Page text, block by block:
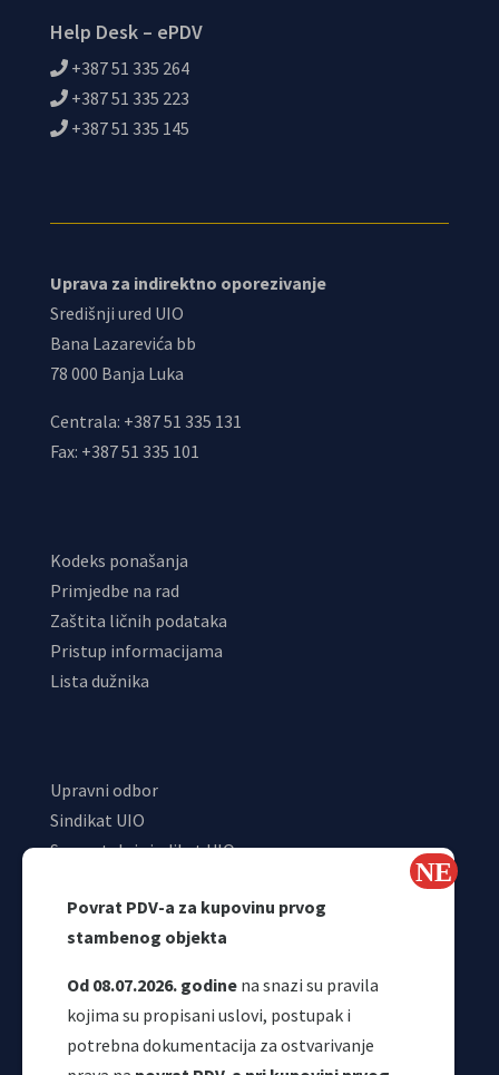
Povrat PDV-a za kupovinu prvog
stambenog objekta
Od 08.07.2026. godine na snazi su pravila
kojima su propisani uslovi, postupak i
potrebna dokumentacija za ostvarivanje
Help Desk – ePDV
+387 51 335 264
+387 51 335 223
+387 51 335 145
Uprava za indirektno oporezivanje
Središnji ured UIO
Bana Lazarevića bb
78 000 Banja Luka
Centrala: +387 51 335 131
Fax: +387 51 335 101
Kodeks ponašanja
Primjedbe na rad
Zaštita ličnih podataka
Pristup informacijama
Lista dužnika
Upravni odbor
Sindikat UIO
Samostalni sindikat UIO
Odjeljenje za makroekonomsku analizu